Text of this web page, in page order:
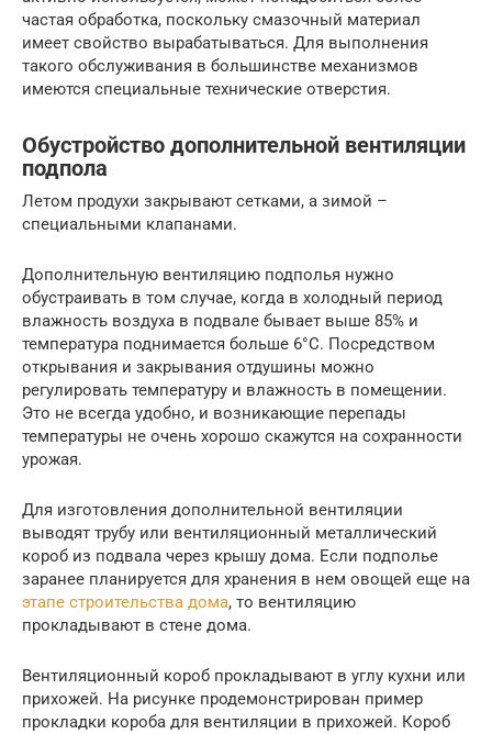
частая обработка, поскольку смазочный материал
имеет свойство вырабатываться. Для выполнения
такого обслуживания в большинстве механизмов
имеются специальные технические отверстия.
Обустройство дополнительной вентиляции
подпола
Летом продухи закрывают сетками, а зимой –
специальными клапанами.
Дополнительную вентиляцию подполья нужно
обустраивать в том случае, когда в холодный период
влажность воздуха в подвале бывает выше 85% и
температура поднимается больше 6°С. Посредством
открывания и закрывания отдушины можно
регулировать температуру и влажность в помещении.
Это не всегда удобно, и возникающие перепады
температуры не очень хорошо скажутся на сохранности
урожая.
Для изготовления дополнительной вентиляции
выводят трубу или вентиляционный металлический
короб из подвала через крышу дома. Если подполье
заранее планируется для хранения в нем овощей еще на
этапе строительства дома, то вентиляцию
прокладывают в стене дома.
Вентиляционный короб прокладывают в углу кухни или
прихожей. На рисунке продемонстрирован пример
прокладки короба для вентиляции в прихожей. Короб